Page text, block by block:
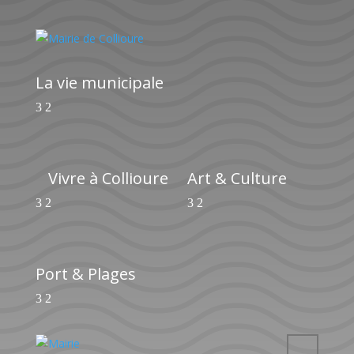
La vie municipale
Vivre à Collioure Art & Culture
Port & Plages